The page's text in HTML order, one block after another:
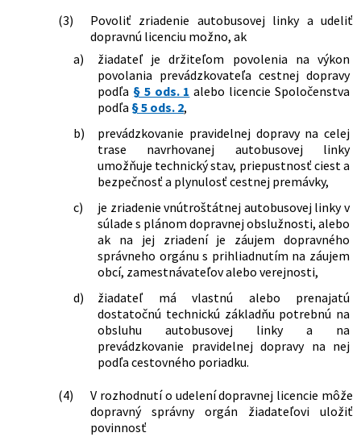
(3)
Povoliť zriadenie autobusovej linky a udeliť
dopravnú licenciu možno, ak
a)
žiadateľ je držiteľom povolenia na výkon
povolania prevádzkovateľa cestnej dopravy
podľa § 5 ods. 1 alebo licencie Spoločenstva
podľa § 5 ods. 2,
b)
prevádzkovanie pravidelnej dopravy na celej
trase navrhovanej autobusovej linky
umožňuje technický stav, priepustnosť ciest a
bezpečnosť a plynulosť cestnej premávky,
c)
je zriadenie vnútroštátnej autobusovej linky v
súlade s plánom dopravnej obslužnosti, alebo
ak na jej zriadení je záujem dopravného
správneho orgánu s prihliadnutím na záujem
obcí, zamestnávateľov alebo verejnosti,
d)
žiadateľ má vlastnú alebo prenajatú
dostatočnú technickú základňu potrebnú na
obsluhu autobusovej linky a na
prevádzkovanie pravidelnej dopravy na nej
podľa cestovného poriadku.
(4)
V rozhodnutí o udelení dopravnej licencie môže
dopravný správny orgán žiadateľovi uložiť
povinnosť